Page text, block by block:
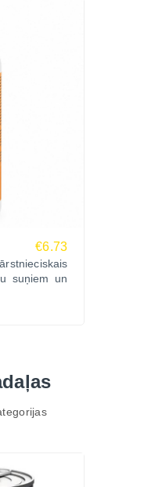
€6.73
suņiem un